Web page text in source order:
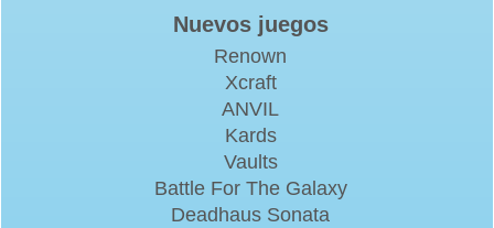
Nuevos juegos
Renown
Xcraft
ANVIL
Kards
Vaults
Battle For The Galaxy
Deadhaus Sonata